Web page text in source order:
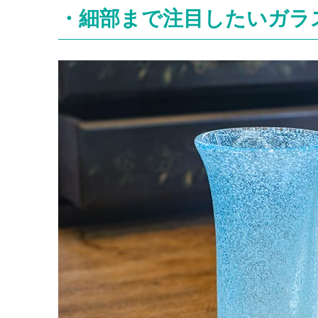
・細部まで注目したいガラ